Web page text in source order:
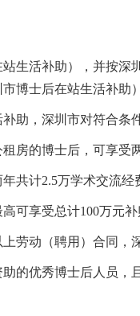
生活补助），并按
博士后在站生活补助
助，深圳市对符合
房的博士后，可享受
共计2.5万学术交流经
可享受总计100万元
劳动（聘用）合同
的优秀博士后人员